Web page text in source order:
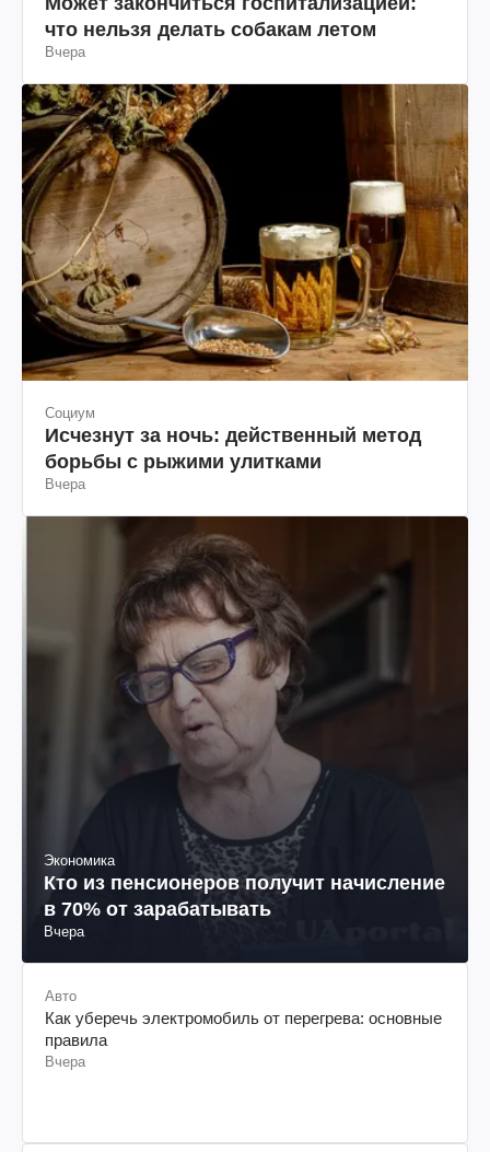
что нельзя делать собакам летом
Вчера
Социум
Исчезнут за ночь: действенный метод
борьбы с рыжими улитками
Вчера
Экономика
Кто из пенсионеров получит начисление
в 70% от зарабатывать
Вчера
Авто
Как уберечь электромобиль от перегрева: основные
правила
Вчера